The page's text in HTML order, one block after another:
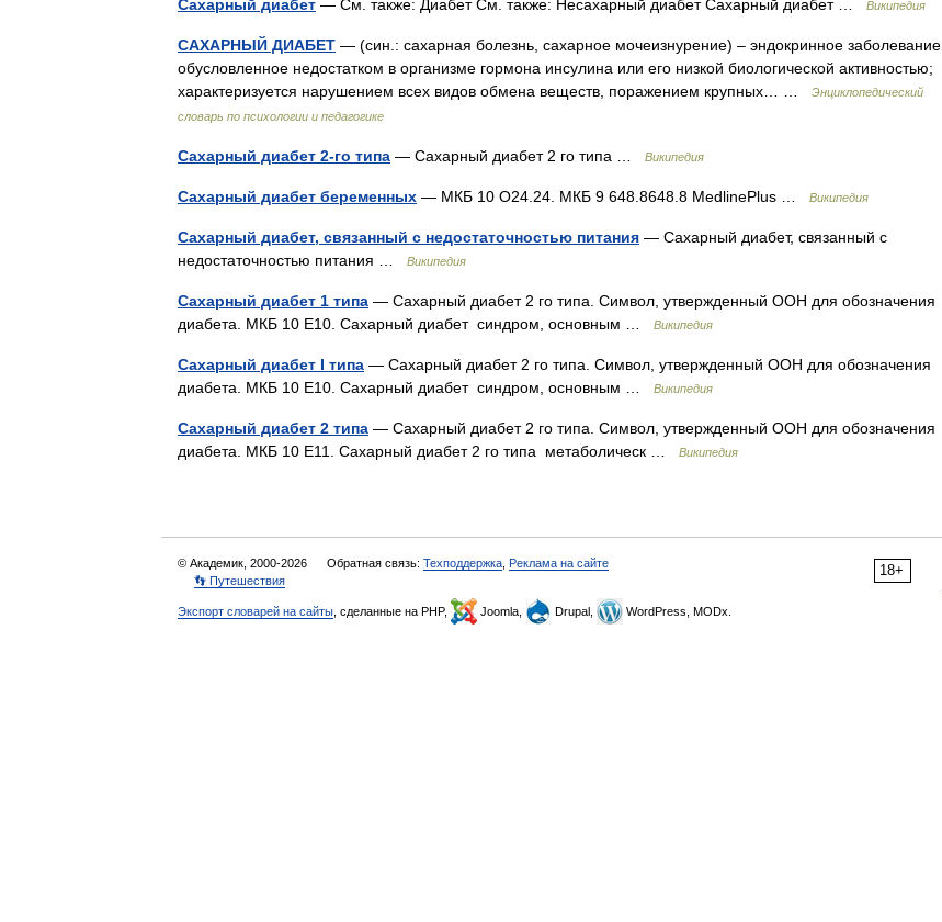
Сахарный диабет — См. также: Диабет См. также: Несахарный диабет Сахарный диабет … Википедия
САХАРНЫЙ ДИАБЕТ — (син.: сахарная болезнь, сахарное мочеизнурение) – эндокринное заболевание,
обусловленное недостатком в организме гормона инсулина или его низкой биологической активностью;
характеризуется нарушением всех видов обмена веществ, поражением крупных… …
Энциклопедический
словарь по психологии и педагогике
Сахарный диабет 2-го типа — Сахарный диабет 2 го типа … Википедия
Сахарный диабет беременных — МКБ 10 O24.24. МКБ 9 648.8648.8 MedlinePlus … Википедия
Сахарный диабет, связанный с недостаточностью питания — Сахарный диабет, связанный с
недостаточностью питания …
Википедия
Сахарный диабет 1 типа — Сахарный диабет 2 го типа. Символ, утвержденный ООН для обозначения
диабета. МКБ 10 E10. Сахарный диабет синдром, основным …
Википедия
Сахарный диабет I типа — Сахарный диабет 2 го типа. Символ, утвержденный ООН для обозначения
диабета. МКБ 10 E10. Сахарный диабет синдром, основным …
Википедия
Сахарный диабет 2 типа — Сахарный диабет 2 го типа. Символ, утвержденный ООН для обозначения
диабета. МКБ 10 E11. Сахарный диабет 2 го типа метаболическ …
Википедия
18+
© Академик, 2000-2026 Обратная связь: Техподдержка Реклама на сайте
👣 Путешествия
Экспорт словарей на сайты , сделанные на PHP, Joomla, Drupal, WordPress, MODx.